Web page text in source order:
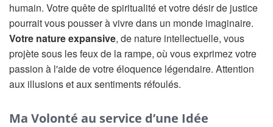
humain. Votre quête de spiritualité et votre désir de justice
pourrait vous pousser à vivre dans un monde imaginaire.
Votre nature expansive, de nature intellectuelle, vous
projète sous les feux de la rampe, où vous exprimez votre
passion à l'aide de votre éloquence légendaire. Attention
aux illusions et aux sentiments réfoulés.
Ma Volonté au service d’une Idée